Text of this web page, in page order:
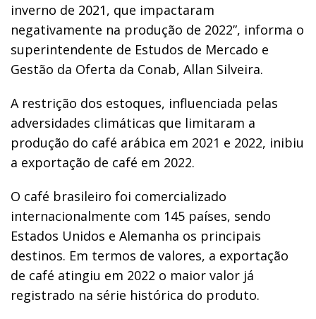
inverno de 2021, que impactaram
negativamente na produção de 2022”, informa o
superintendente de Estudos de Mercado e
Gestão da Oferta da Conab, Allan Silveira.
A restrição dos estoques, influenciada pelas
adversidades climáticas que limitaram a
produção do café arábica em 2021 e 2022, inibiu
a exportação de café em 2022.
O café brasileiro foi comercializado
internacionalmente com 145 países, sendo
Estados Unidos e Alemanha os principais
destinos. Em termos de valores, a exportação
de café atingiu em 2022 o maior valor já
registrado na série histórica do produto.